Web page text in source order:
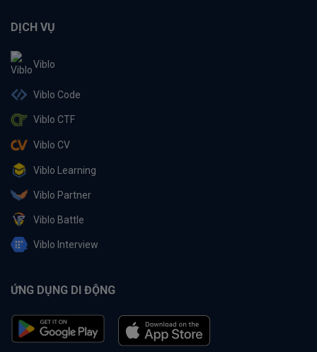
DỊCH VỤ
Viblo
Viblo Code
Viblo CTF
Viblo CV
Viblo Learning
Viblo Partner
Viblo Battle
Viblo Interview
ỨNG DỤNG DI ĐỘNG